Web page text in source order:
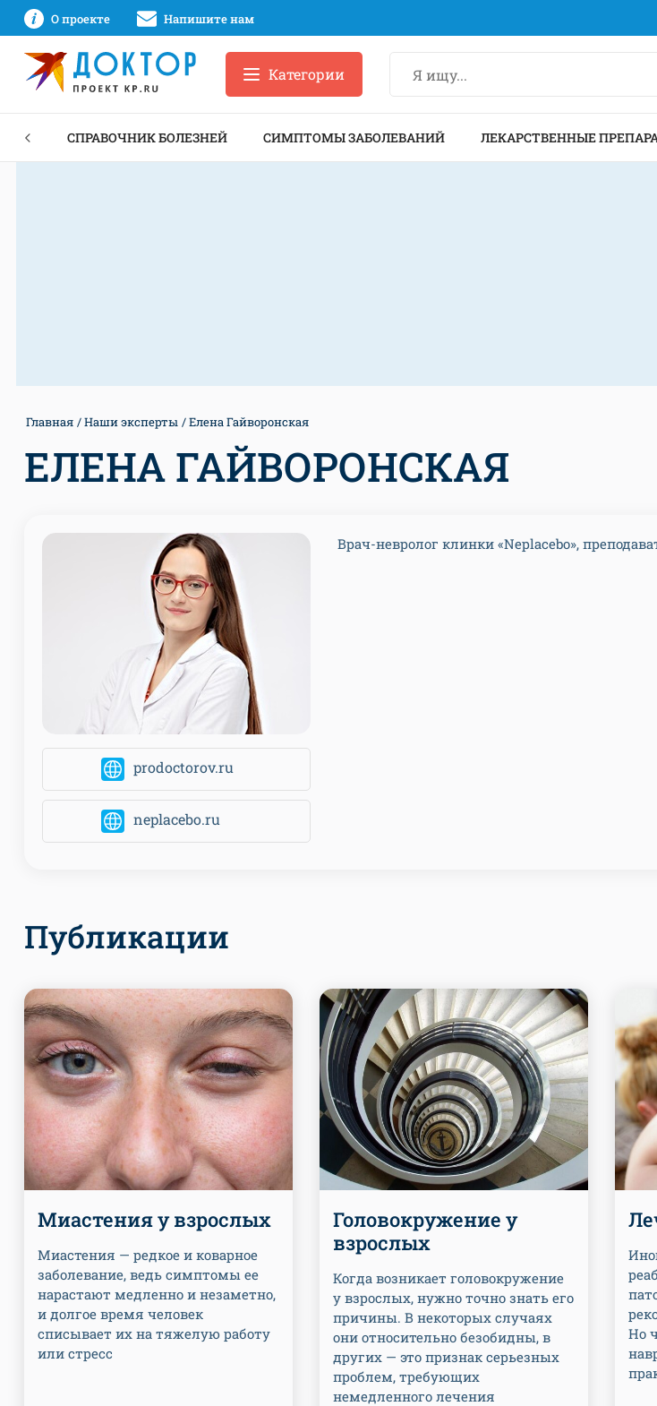
О проекте Напишите нам
Категории
СПРАВОЧНИК БОЛЕЗНЕЙ СИМПТОМЫ ЗАБОЛЕВАНИЙ ЛЕКАРСТВЕННЫЕ
Главная Наши эксперты Елена Гайворонская
ЕЛЕНА ГАЙВОРОНСКАЯ
prodoctorov.ru
neplacebo.ru
Врач-невролог клинки «Neplacebo»,
Публикации
Миастения у взрослых
Миастения — редкое и коварное
заболевание, ведь симптомы ее
нарастают медленно и незаметно,
и долгое время человек
списывает их на тяжелую работу
или стресс
Головокружение у
взрослых
Когда возникает головокружение
у взрослых, нужно точно знать его
причины. В некоторых случаях
они относительно безобидны, в
других — это признак серьезных
проблем, требующих
немедленного лечения
Но